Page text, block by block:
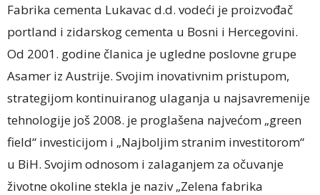
Fabrika cementa Lukavac d.d. vodeći je proizvođač
portland i zidarskog cementa u Bosni i Hercegovini.
Od 2001. godine članica je ugledne poslovne grupe
Asamer iz Austrije. Svojim inovativnim pristupom,
strategijom kontinuiranog ulaganja u najsavremenije
tehnologije još 2008. je proglašena najvećom „green
field“ investicijom i „Najboljim stranim investitorom“
u BiH. Svojim odnosom i zalaganjem za očuvanje
životne okoline stekla je naziv „Zelena fabrika